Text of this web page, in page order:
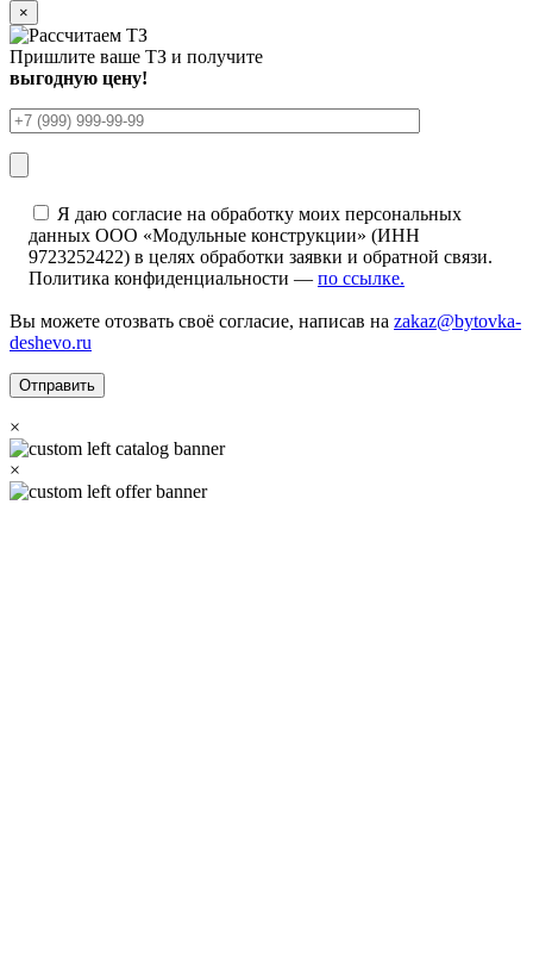
×
Пришлите ваше ТЗ и получите
выгодную цену!
Я даю согласие на обработку моих персональных
данных ООО «Модульные конструкции» (ИНН
9723252422) в целях обработки заявки и обратной связи.
Политика конфиденциальности — по ссылке.
Вы можете отозвать своё согласие, написав на zakaz@bytovka-
deshevo.ru
×
×